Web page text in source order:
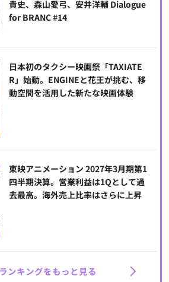
貴史、森山愛弓、安井洋輔 Dialogue
for BRANC #14
日本初のタクシー映画祭「TAXIATE
R」始動。ENGINEと花王が挑む、移
動空間を活用した新たな映画体験
東映アニメーション 2027年3月期第1
四半期決算。営業利益は1Qとして過
去最高。海外売上比率はさらに上昇
ンキングをもっと見る